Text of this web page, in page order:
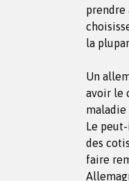
prendre
la
Un
avoir le
maladie
Le
des
faire